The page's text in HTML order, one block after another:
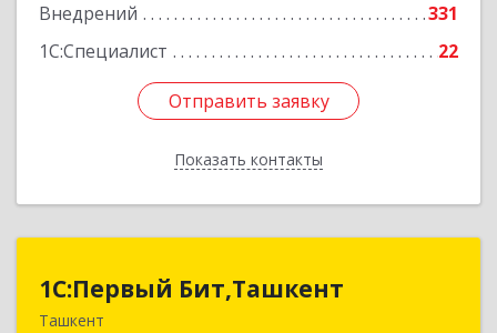
Внедрений
331
1С:Специалист
22
Отправить заявку
Показать контакты
Отправить заявку
Назад
1C:Первый Бит,Ташкент
Ташкент
1C:Первый Бит,Ташкент
г. Ташкент, Мирабадский район, ул. Афросиаб,